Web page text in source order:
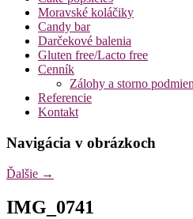
Moravské koláčiky
Candy bar
Darčekové balenia
Gluten free/Lacto free
Cenník
Zálohy a storno
Referencie
Kontakt
Navigácia v obrázkoch
Ďalšie →
IMG_0741